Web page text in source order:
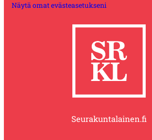
Näytä omat evästeasetukseni
Seurakuntalainen.fi